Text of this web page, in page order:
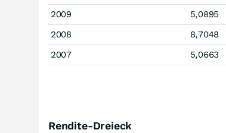
2009
5,0895
2008
8,7048
2007
5,0663
Rendite-Dreieck